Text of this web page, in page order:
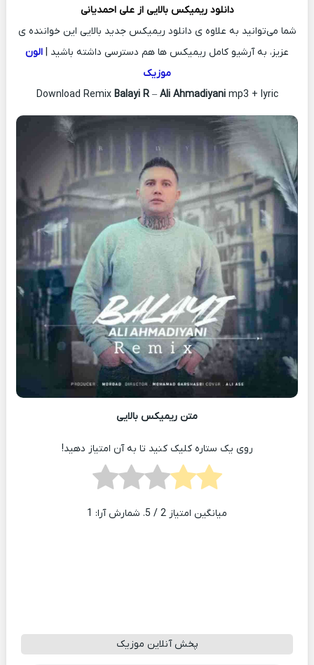
دانلود ریمیکس بالایی ازعلی احمدیانی
شما می‌توانید به علاوه ی دانلود ریمیکس جدید بالایی این خواننده ی
عزیز، به آرشیو کامل ریمیکس ها هم دسترسی داشته باشید | الون
موزیک
Download Remix Balayi R– Ali Ahmadiyanimp3 + lyric
متن ریمیکس بالایی
روی یک ستاره کلیک کنید تا به آن امتیاز دهید!
میانگین امتیاز 2 / 5. شمارش آرا: 1
پخش آنلاین موزیک